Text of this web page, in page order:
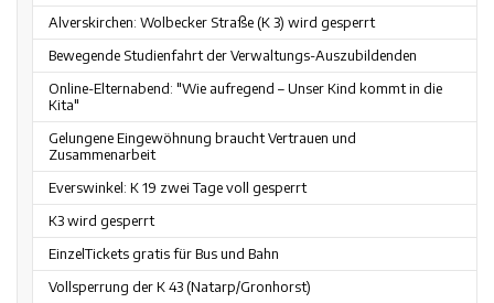
Alverskirchen: Wolbecker Straße (K 3) wird gesperrt
Bewegende Studienfahrt der Verwaltungs-Auszubildenden
Online-Elternabend: "Wie aufregend – Unser Kind kommt in die
Kita"
Gelungene Eingewöhnung braucht Vertrauen und
Zusammenarbeit
Everswinkel: K 19 zwei Tage voll gesperrt
K3 wird gesperrt
EinzelTickets gratis für Bus und Bahn
Vollsperrung der K 43 (Natarp/Gronhorst)